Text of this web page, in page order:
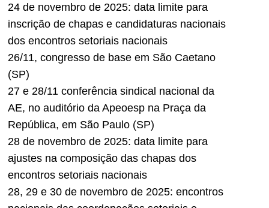
24 de novembro de 2025: data limite para
inscrição de chapas e candidaturas nacionais
dos encontros setoriais nacionais
26/11, congresso de base em São Caetano
(SP)
27 e 28/11 conferência sindical nacional da
AE, no auditório da Apeoesp na Praça da
República, em São Paulo (SP)
28 de novembro de 2025: data limite para
ajustes na composição das chapas dos
encontros setoriais nacionais
28, 29 e 30 de novembro de 2025: encontros